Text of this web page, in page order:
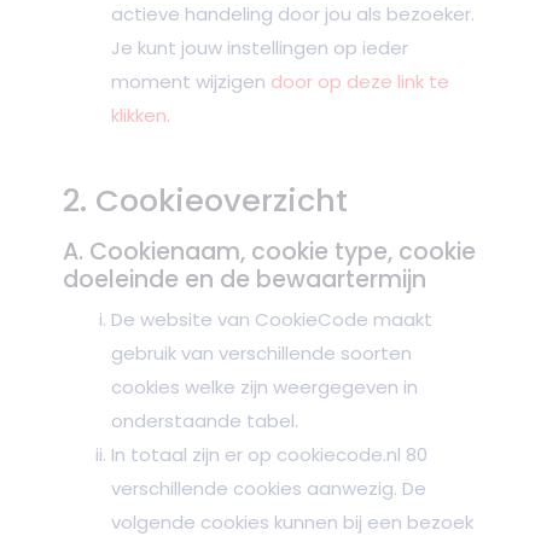
actieve handeling door jou als bezoeker.
Je kunt jouw instellingen op ieder
moment wijzigen door op deze link te
klikken.
2. Cookieoverzicht
A. Cookienaam, cookie type, cookie
doeleinde en de bewaartermijn
De website van CookieCode maakt
gebruik van verschillende soorten
cookies welke zijn weergegeven in
onderstaande tabel.
In totaal zijn er op cookiecode.nl 80
verschillende cookies aanwezig. De
volgende cookies kunnen bij een bezoek